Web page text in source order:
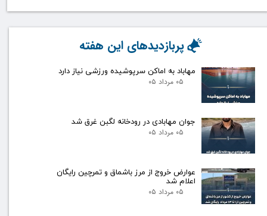
مهاباد به اماکن سرپوشیده ورزشی نیاز دارد
۰۵ مرداد ۰۵
جوان مهابادی در رودخانه لگبن غرق شد
۰۵ مرداد ۰۵
عوارض خروج از مرز باشماق و تمرچین رایگان
اعلام شد
۰۵ مرداد ۰۵
پربازدیدهای این هفته